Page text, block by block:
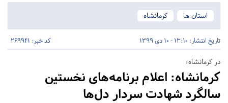
استان ها
کرمانشاه
تاریخ انتشار: 13:10 - 10 دی 1399 کد خبر: 269941
در کرمانشاه؛
کرمانشاه: اعلام برنامه‌های نخستین
سالگرد شهادت سردار دل‌ها